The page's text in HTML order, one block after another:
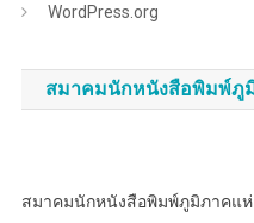
WordPress.org
สมาคมนักหนังสือพิมพ์ภู
สมาคมนักหนังสือพิมพ์ภูมิภาคแห่